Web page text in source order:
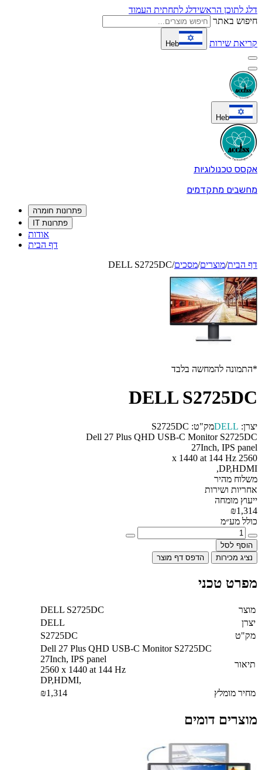
דלג לתוכן הראשידלג לתחתית העמוד
חיפוש באתר
קריאת שירות Heb
Heb
אקסס טכנולוגיות
מחשבים מתקדמים
פתרונות חומרה
פתרונות IT
אודות
דף הבית
דף הבית/מוצרים/מסכים/
DELL S2725DC
*התמונה להמחשה בלבד
DELL S2725DC
יצרן: DELLמק"ט: S2725DC
Dell 27 Plus QHD USB-C Monitor S2725DC
27Inch, IPS panel
2560 x 1440 at 144 Hz
DP,HDMI,
משלוח מהיר
אחריות ושירות
ייעוץ מומחה
₪1,314
כולל מע״מ
הוסף לסל
נציג מכירות
הדפס דף מוצר
מפרט טכני
מוצר
DELL S2725DC
יצרן
DELL
מק"ט
S2725DC
תיאור
Dell 27 Plus QHD USB-C Monitor S2725DC
27Inch, IPS panel
2560 x 1440 at 144 Hz
DP,HDMI,
מחיר מומלץ
₪1,314
מוצרים דומים